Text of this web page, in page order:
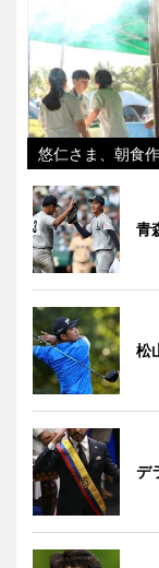
悠仁さま、朝食
青
松
デ